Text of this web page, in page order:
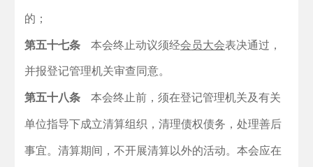
的；
第五十七条 本会终止动议须经会员大会表决通过，
并报登记管理机关审查同意。
第五十八条 本会终止前，须在登记管理机关及有关
单位指导下成立清算组织，清理债权债务，处理善后
事宜。清算期间，不开展清算以外的活动。本会应在